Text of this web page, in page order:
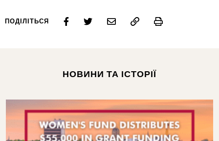
ПОДІЛІТЬСЯ Print
НОВИНИ ТА ІСТОРІЇ